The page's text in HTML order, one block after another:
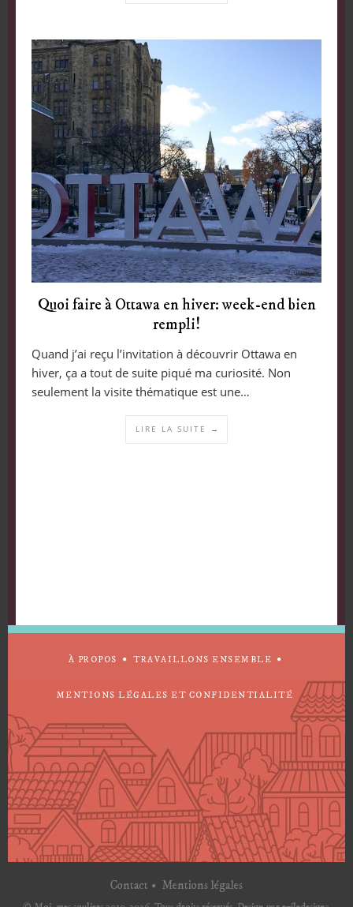
Quoi faire à Ottawa en hiver: week-end bien
rempli!
Quand j’ai reçu l’invitation à découvrir Ottawa en
hiver, ça a tout de suite piqué ma curiosité. Non
seulement la visite thématique est une…
LIRE LA SUITE →
À PROPOS TRAVAILLONS ENSEMBLE
MENTIONS LÉGALES ET CONFIDENTIALITÉ
Contact Mentions légales